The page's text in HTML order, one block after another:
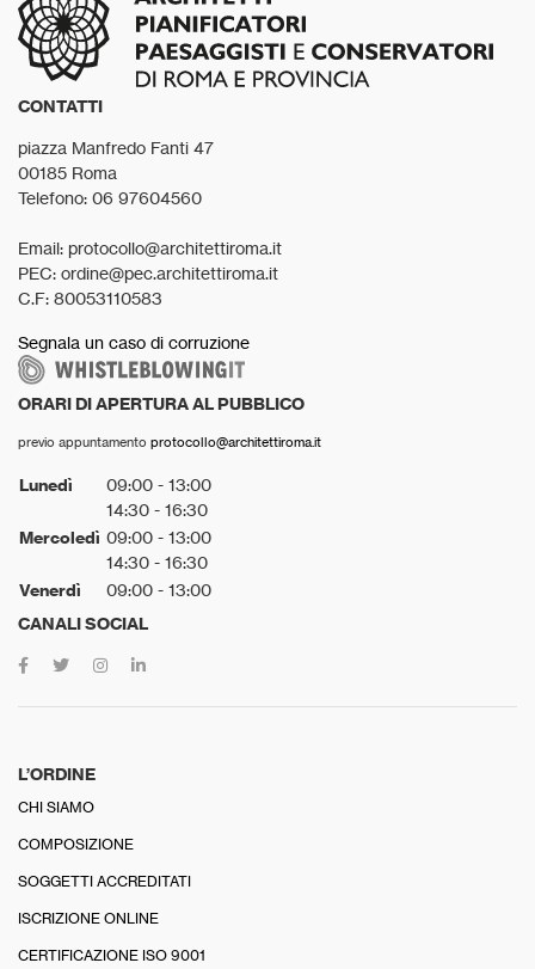
CONTATTI
piazza Manfredo Fanti 47
00185 Roma
Telefono: 06 97604560
Email: protocollo@architettiroma.it
PEC: ordine@pec.architettiroma.it
C.F: 80053110583
Segnala un caso di corruzione
ORARI DI APERTURA AL PUBBLICO
previo appuntamento protocollo@architettiroma.it
Lunedì
09:00 - 13:00
14:30 - 16:30
Mercoledì 09:00 - 13:00
14:30 - 16:30
Venerdì 09:00 - 13:00
CANALI SOCIAL
L’ORDINE
CHI SIAMO
COMPOSIZIONE
SOGGETTI ACCREDITATI
ISCRIZIONE ONLINE
CERTIFICAZIONE ISO 9001